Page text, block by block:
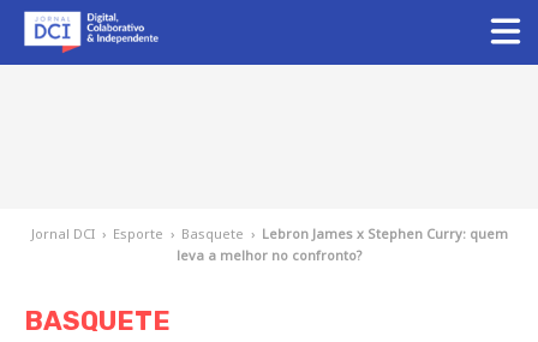
Jornal DCI › Esporte › Basquete › Lebron James x Stephen Curry: quem
leva a melhor no confronto?
BASQUETE